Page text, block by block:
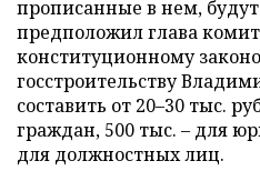
прописанные в нем,
предположил глава
конституционному
госстроительству
составить от 20–30 тыс.
граждан, 500 тыс. – для
для должностных лиц.